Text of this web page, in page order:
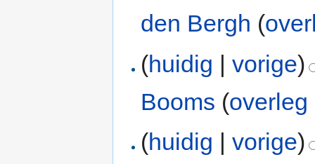
den Bergh (
(huidig |vorige)
Booms (overleg
(huidig |vorige)